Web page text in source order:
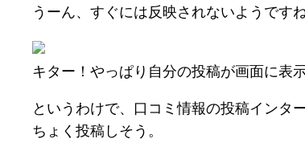
うーん、すぐには反映されないようですね
キター！やっぱり自分の投稿が画面に表
というわけで、口コミ情報の投稿インタ
ちょく投稿しそう。